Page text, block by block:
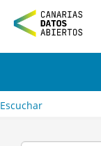
n
tEscuchar